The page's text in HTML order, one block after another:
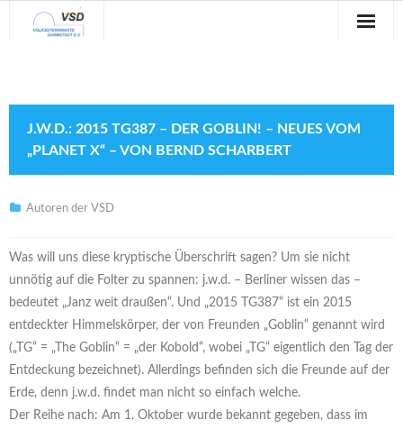
Veranstaltungen
Verein
Kontakt
J.W.D.: 2015 TG387 – DER GOBLIN! – NEUES VOM
„PLANET X“ – VON BERND SCHARBERT
Autoren der VSD
Was will uns diese kryptische Überschrift sagen? Um sie nicht
unnötig auf die Folter zu spannen: j.w.d. – Berliner wissen das –
bedeutet „Janz weit draußen“. Und „2015 TG387“ ist ein 2015
entdeckter Himmelskörper, der von Freunden „Goblin“ genannt wird
(„TG“ = „The Goblin“ = „der Kobold“, wobei „TG“ eigentlich den Tag der
Entdeckung bezeichnet). Allerdings befinden sich die Freunde auf der
Erde, denn j.w.d. findet man nicht so einfach welche.
Der Reihe nach: Am 1. Oktober wurde bekannt gegeben, dass im